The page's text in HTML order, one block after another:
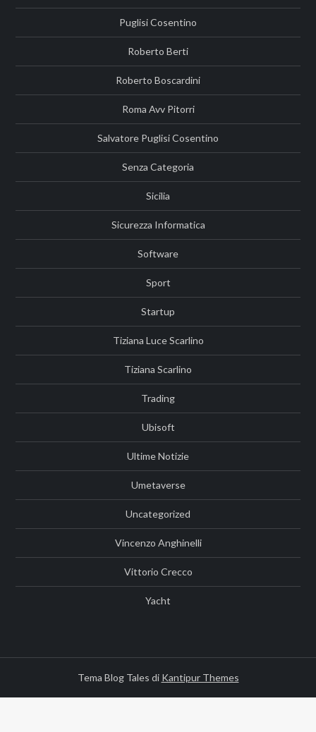
Puglisi Cosentino
Roberto Berti
Roberto Boscardini
Roma Avv Pitorri
Salvatore Puglisi Cosentino
Senza Categoria
Sicilia
Sicurezza Informatica
Software
Sport
Startup
Tiziana Luce Scarlino
Tiziana Scarlino
Trading
Ubisoft
Ultime Notizie
Umetaverse
Uncategorized
Vincenzo Anghinelli
Vittorio Crecco
Yacht
Tema Blog Tales di Kantipur Themes